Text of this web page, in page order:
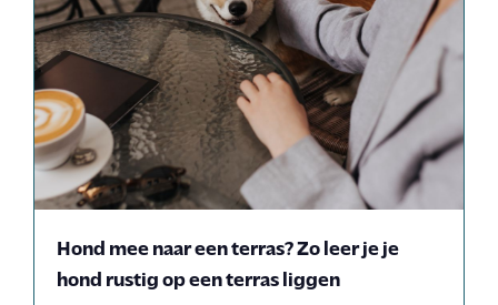
Hond mee naar een terras? Zo leer je je
hond rustig op een terras liggen